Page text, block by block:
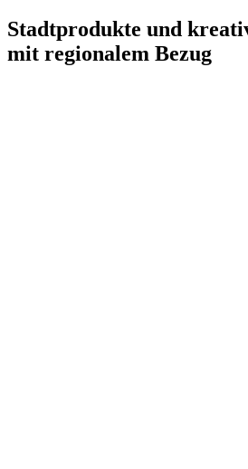
Stadtprodukte und
mit regionalem Bezug